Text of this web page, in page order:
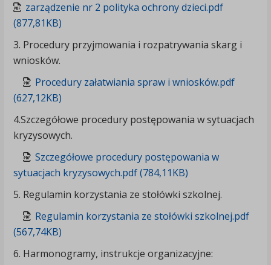
zarządzenie nr 2 polityka ochrony dzieci.pdf
(877,81KB)
3. Procedury przyjmowania i rozpatrywania skarg i
wniosków.
Procedury załatwiania spraw i wniosków.pdf
(627,12KB)
4.Szczegółowe procedury postępowania w sytuacjach
kryzysowych.
Szczegółowe procedury postępowania w
sytuacjach kryzysowych.pdf (784,11KB)
5. Regulamin korzystania ze stołówki szkolnej.
Regulamin korzystania ze stołówki szkolnej.pdf
(567,74KB)
6. Harmonogramy, instrukcje organizacyjne: